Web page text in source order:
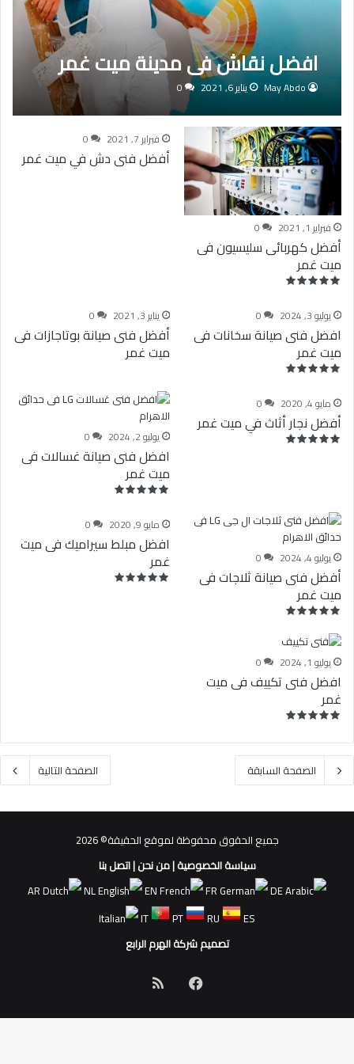
افضل نقاش فى مدينة ميت غمر
May Abdo يناير 6, 2021 0
فبراير 1, 2021 0
أفضل كهربائى سليسيون فى
ميت غمر
فبراير 7, 2021 0
أفضل فنى دش في ميت غمر
يوليو 3, 2024 0
افضل فنى صيانة سخانات فى
ميت غمر
يناير 3, 2021 0
أفضل فنى صيانة بوتاجازات فى
ميت غمر
مايو 4, 2020 0
أفضل نجار أثاث في ميت غمر
يوليو 2, 2024 0
افضل فنى صيانة غسالات فى
ميت غمر
يوليو 4, 2024 0
أفضل فنى صيانة ثلاجات فى
ميت غمر
مايو 9, 2020 0
افضل مبلط سيراميك فى ميت
غمر
يوليو 1, 2024 0
افضل فنى تكييف فى ميت
غمر
الصفحة السابقة الصفحة التالية
جميع الحقوق محفوظة لموقع الحقيقة© 2026
سياسة الخصوصية|من نحن|اتصل بنا
AR
NL EN FR
DE
IT
PT RU
ES
تصميم شركة الهرم الرابع
فيسبوك
الموقع